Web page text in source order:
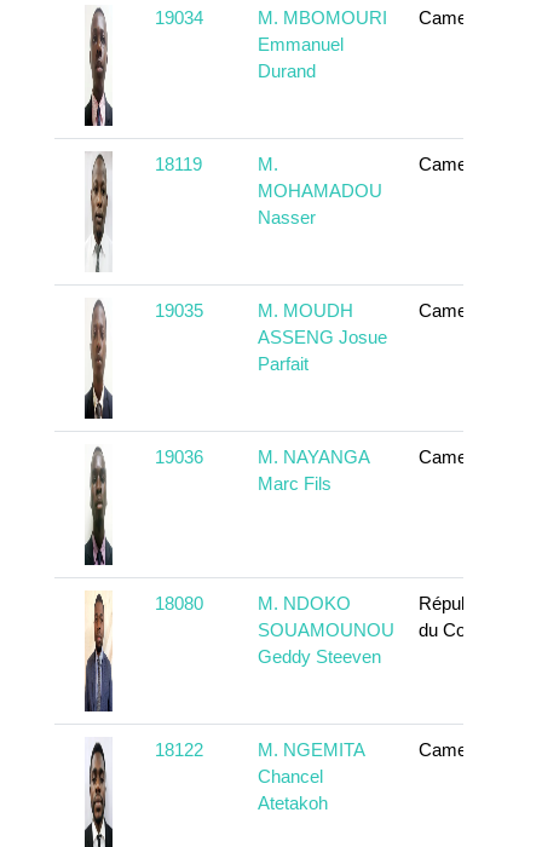
19034
M. MBOMOURI
Emmanuel
Durand
Cameroun
18119
M.
MOHAMADOU
Nasser
Cameroun
19035
M. MOUDH
ASSENG Josue
Parfait
Cameroun
19036
M. NAYANGA
Marc Fils
Cameroun
18080
M. NDOKO
SOUAMOUNOU
Geddy Steeven
République
du Congo
18122
M. NGEMITA
Chancel
Atetakoh
Cameroun